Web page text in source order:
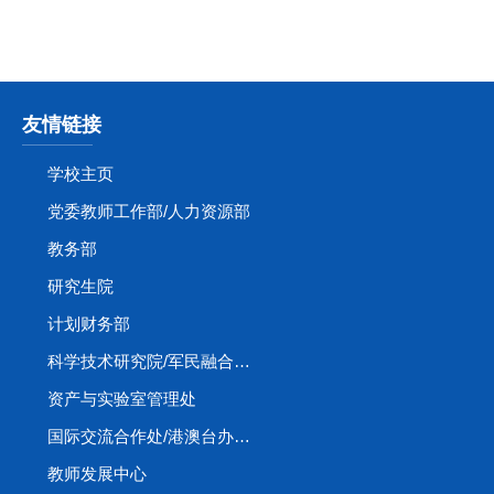
友情链接
学校主页
党委教师工作部/人力资源部
教务部
研究生院
计划财务部
科学技术研究院/军民融合创新研究院
资产与实验室管理处
国际交流合作处/港澳台办公室
教师发展中心